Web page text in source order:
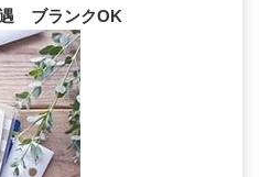
遇 ブランクOK